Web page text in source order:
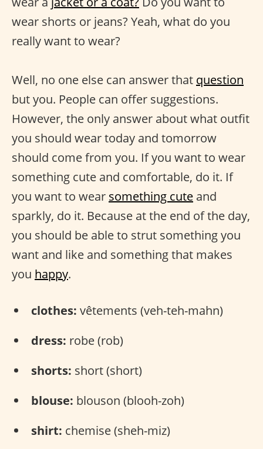
wear shorts or jeans? Yeah, what do you
really want to wear?
Well, no one else can answer that question
but you. People can offer suggestions.
However, the only answer about what outfit
you should wear today and tomorrow
should come from you. If you want to wear
something cute and comfortable, do it. If
you want to wear something cute and
sparkly, do it. Because at the end of the day,
you should be able to strut something you
want and like and something that makes
you happy.
clothes: vêtements (veh-teh-mahn)
dress: robe (rob)
shorts: short (short)
blouse: blouson (blooh-zoh)
shirt: chemise (sheh-miz)